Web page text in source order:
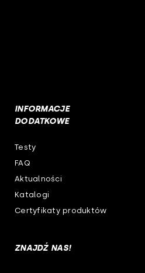
INFORMACJE
DODATKOWE
Testy
FAQ
Aktualności
Katalogi
Certyfikaty produktów
ZNAJDŹ NAS!